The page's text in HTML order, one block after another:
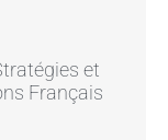
et
Français